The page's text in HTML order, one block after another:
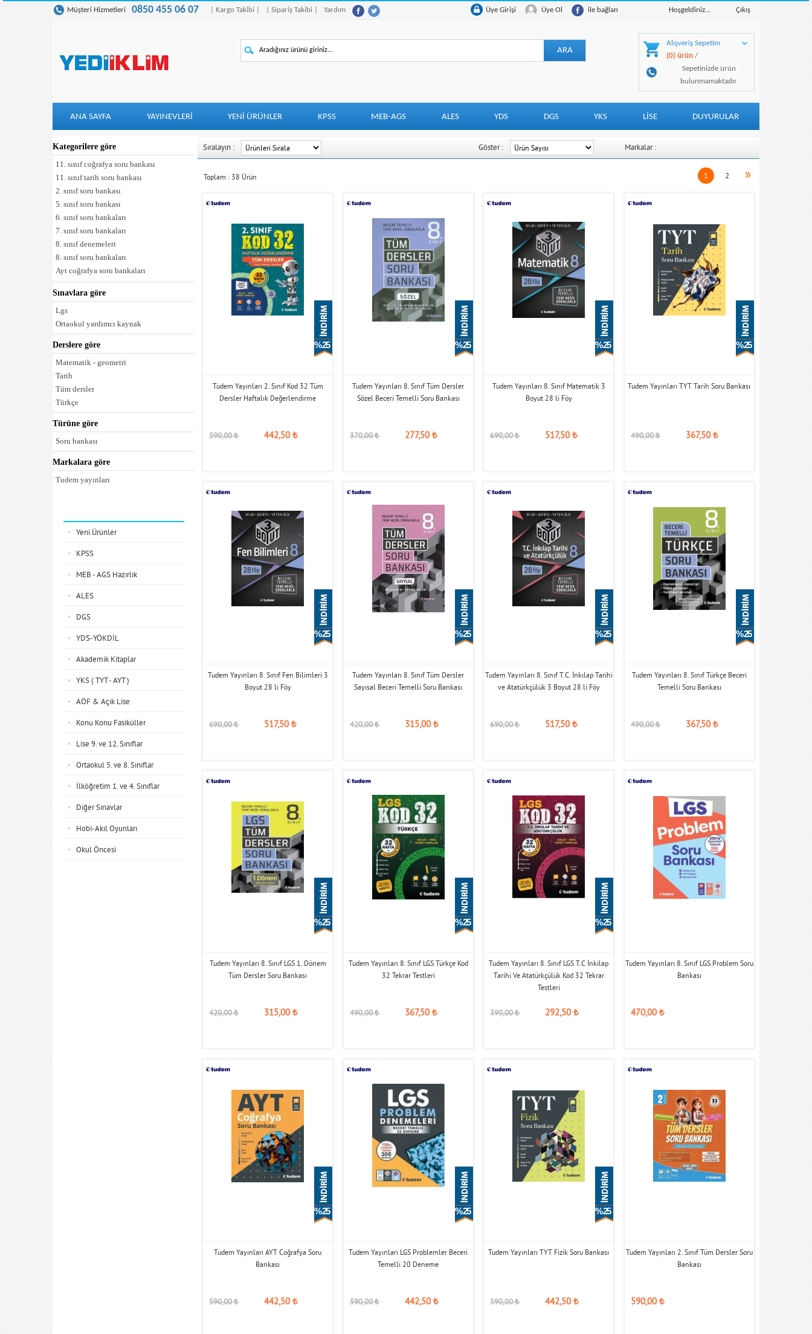
Müşteri Hizmetleri 0850 455 06 07 | Kargo Takibi | | Sipariş Takibi | Yardım Çıkış
Hoşgeldiniz...
ile bağlan
Üye Ol
Üye Girişi
Alışveriş Sepetim
(0) ürün /
Sepetinizde ürün
bulunmamaktadır
ANA SAYFA YAYINEVLERİ YENI ÜRÜNLER KPSS MEB-AGS ALES YDS DGS YKS LİSE DUYURULAR
Kategorilere göre
11. sınıf coğrafya soru bankası
11. sınıf tarih soru bankası
2. sınıf soru bankası
5. sınıf soru bankası
6. sınıf soru bankaları
7. sınıf soru bankaları
8. sınıf denemeleri
8. sınıf soru bankaları
Ayt coğrafya soru bankaları
Tyt biyoloji soru bankaları
Tyt fizik soru bankaları
Tyt kimya soru bankaları
Tyt tarih soru bankaları
Sınavlara göre
Lgs
Ortaokul yardımcı kaynak
Derslere göre
Matematik - geometri
Tarih
Tüm dersler
Türkçe
Türüne göre
Soru bankası
Markalara göre
Tudem yayınları
Yeni Ürünler
KPSS
MEB - AGS Hazırlık
ALES
DGS
YDS-YÖKDİL
Akademik Kitaplar
YKS ( TYT - AYT )
AÖF & Açık Lise
Konu Konu Fasiküller
Lise 9. ve 12. Sınıflar
Ortaokul 5. ve 8. Sınıflar
İlköğretim 1. ve 4. Sınıflar
Diğer Sınavlar
Hobi-Akıl Oyunları
Okul Öncesi
Sıralayın : Markalar :
Göster :
Toplam : 38 Ürün 1 2 »
% 25
Tudem Yayınları 2. Sınıf Kod 32 Tüm
Dersler Haftalık Değerlendirme
590,00₺ 442,50₺
% 25
Tudem Yayınları 8. Sınıf Tüm Dersler
Sözel Beceri Temelli Soru Bankası
370,00₺ 277,50₺
% 25
Tudem Yayınları 8. Sınıf Matematik 3
Boyut 28 li Föy
690,00₺ 517,50₺
% 25
Tudem Yayınları TYT Tarih Soru Bankası
490,00₺ 367,50₺
% 25
Tudem Yayınları 8. Sınıf Fen Bilimleri 3
Boyut 28 li Föy
690,00₺ 517,50₺
% 25
Tudem Yayınları 8. Sınıf Tüm Dersler
Sayısal Beceri Temelli Soru Bankası
420,00₺ 315,00₺
% 25
Tudem Yayınları 8. Sınıf T.C. İnkılap Tarihi
ve Atatürkçülük 3 Boyut 28 li Föy
690,00₺ 517,50₺
% 25
Tudem Yayınları 8. Sınıf Türkçe Beceri
Temelli Soru Bankası
490,00₺ 367,50₺
% 25
Tudem Yayınları 8. Sınıf LGS 1. Dönem
Tüm Dersler Soru Bankası
420,00₺ 315,00₺
% 25
Tudem Yayınları 8. Sınıf LGS Türkçe Kod
32 Tekrar Testleri
490,00₺ 367,50₺
% 25
Tudem Yayınları 8. Sınıf LGS T.C İnkilap
Tarihi Ve Atatürkçülük Kod 32 Tekrar
Testleri
390,00₺ 292,50₺
Tudem Yayınları 8. Sınıf LGS Problem Soru
Bankası
470,00₺
% 25
Tudem Yayınları AYT Coğrafya Soru
Bankası
590,00₺ 442,50₺
% 25
Tudem Yayınları LGS Problemler Beceri
Temelli 20 Deneme
590,00₺ 442,50₺
% 25
Tudem Yayınları TYT Fizik Soru Bankası
590,00₺ 442,50₺
Tudem Yayınları 2. Sınıf Tüm Dersler Soru
Bankası
590,00₺